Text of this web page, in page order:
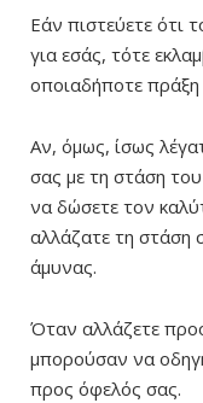
Εάν πιστεύετε ότι
για εσάς, τότε
οποιαδήποτε
Αν, όμως, ίσως
σας με τη στάση
να δώσετε τον
αλλάζατε τη στάση
άμυνας.
Όταν αλλάζετε
μπορούσαν να
προς όφελός σας.